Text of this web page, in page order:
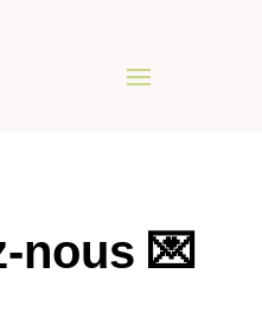
nous 💌